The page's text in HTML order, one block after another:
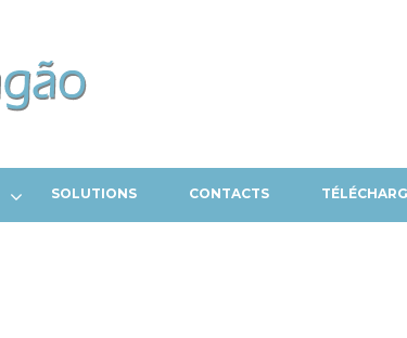
SOLUTIONS CONTACTS